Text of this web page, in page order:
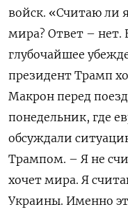
войск. «Считаю ли
мира? Ответ – нет.
глубочайшее
президент Трамп
Макрон перед
понедельник, где
обсуждали
Трампом. – Я не
хочет мира. Я
Украины. Именно